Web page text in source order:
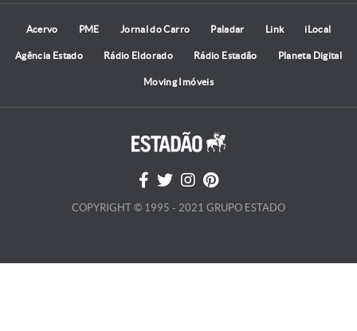
Acervo PME Jornal do Carro Paladar Link iLocal
Agência Estado Rádio Eldorado Rádio Estadão Planeta Digital
Moving Imóveis
COPYRIGHT © 1995 - 2021 GRUPO ESTADO